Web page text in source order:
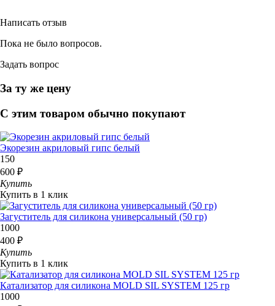
Написать отзыв
Пока не было вопросов.
Задать вопрос
За ту же цену
С этим товаром обычно покупают
Экорезин акриловый гипс белый
150
600 ₽
Купить
Купить в 1 клик
Загуститель для силикона универсальный (50 гр)
1000
400 ₽
Купить
Купить в 1 клик
Катализатор для силикона MOLD SIL SYSTEM 125 гр
1000